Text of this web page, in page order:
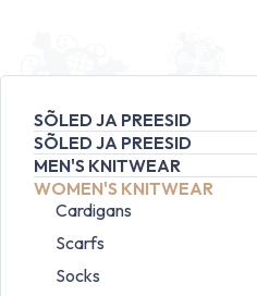
SÕLED JA PREESID
SÕLED JA PREESID
MEN'S KNITWEAR
WOMEN'S KNITWEAR
Cardigans
Scarfs
Socks